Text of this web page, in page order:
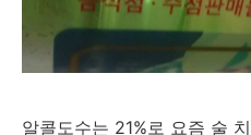
알콜도수는 21%로 요즘 술